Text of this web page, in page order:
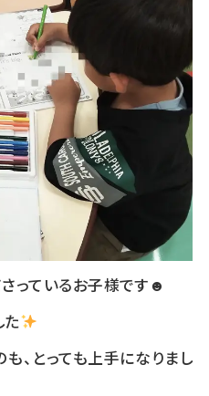
っているお子様です☻
、とっても上手になりまし